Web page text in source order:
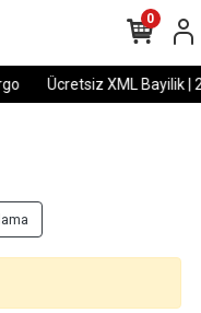
Ücretsiz XML Bayilik |
0